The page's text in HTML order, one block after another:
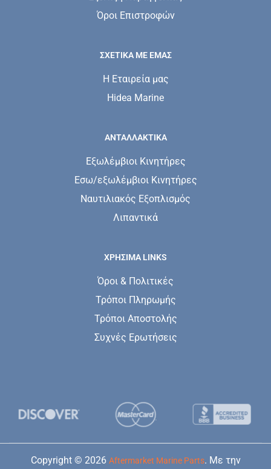
Όροι Επιστροφών
ΣΧΕΤΙΚΆ ΜΕ ΕΜΆΣ
Η Εταιρεία μας
Hidea Marine
ΑΝΤΑΛΛΑΚΤΙΚΑ
Εξωλέμβιοι Κινητήρες
Εσω/εξωλέμβιοι Κινητήρες
Ναυτιλιακός Εξοπλισμός
Λιπαντικά
ΧΡΗΣΙΜΑ LINKS
Όροι & Πολιτικές
Τρόποι Πληρωμής
Τρόποι Αποστολής
Συχνές Ερωτήσεις
Copyright © 2026 Aftermarket Marine Parts. Με την